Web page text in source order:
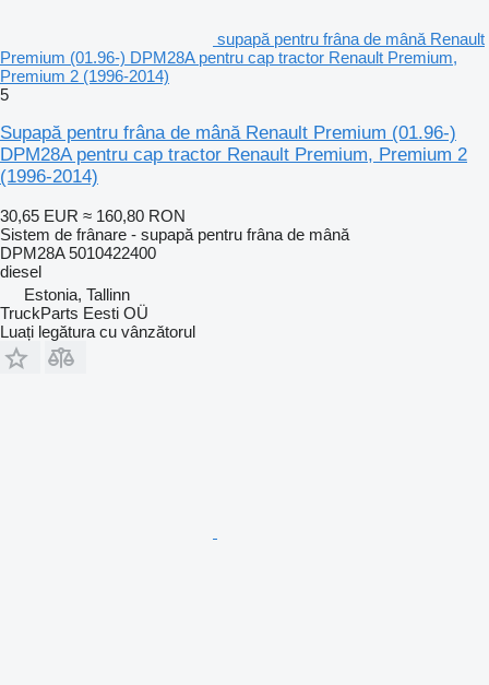
supapă pentru frâna de mână Renault
Premium (01.96-) DPM28A pentru cap tractor Renault Premium,
Premium 2 (1996-2014)
5
Supapă pentru frâna de mână Renault Premium (01.96-)
DPM28A pentru cap tractor Renault Premium, Premium 2
(1996-2014)
30,65 EUR ≈ 160,80 RON
Sistem de frânare - supapă pentru frâna de mână
DPM28A 5010422400
diesel
Estonia, Tallinn
TruckParts Eesti OÜ
Luați legătura cu vânzătorul